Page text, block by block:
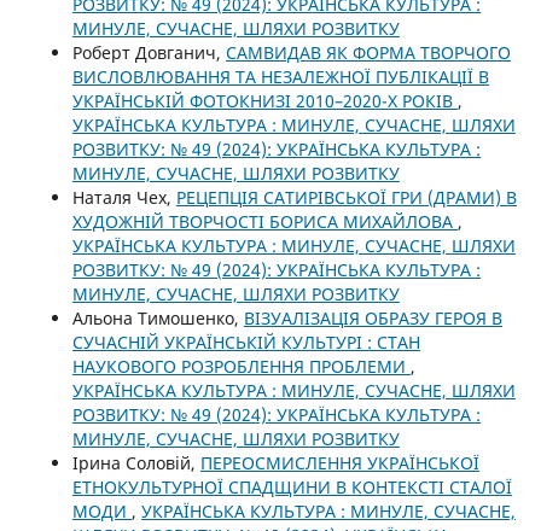
МИНУЛЕ, СУЧАСНЕ, ШЛЯХИ РОЗВИТКУ
Роберт Довганич, САМВИДАВ ЯК ФОРМА ТВОРЧОГО
ВИСЛОВЛЮВАННЯ ТА НЕЗАЛЕЖНОЇ ПУБЛІКАЦІЇ В
УКРАЇНСЬКІЙ ФОТОКНИЗІ 2010–2020-Х РОКІВ ,
УКРАЇНСЬКА КУЛЬТУРА : МИНУЛЕ, СУЧАСНЕ, ШЛЯХИ
РОЗВИТКУ: № 49 (2024): УКРАЇНСЬКА КУЛЬТУРА :
МИНУЛЕ, СУЧАСНЕ, ШЛЯХИ РОЗВИТКУ
Наталя Чех, РЕЦЕПЦІЯ САТИРІВСЬКОЇ ГРИ (ДРАМИ) В
ХУДОЖНІЙ ТВОРЧОСТІ БОРИСА МИХАЙЛОВА ,
УКРАЇНСЬКА КУЛЬТУРА : МИНУЛЕ, СУЧАСНЕ, ШЛЯХИ
РОЗВИТКУ: № 49 (2024): УКРАЇНСЬКА КУЛЬТУРА :
МИНУЛЕ, СУЧАСНЕ, ШЛЯХИ РОЗВИТКУ
Альона Тимошенко, ВІЗУАЛІЗАЦІЯ ОБРАЗУ ГЕРОЯ В
СУЧАСНІЙ УКРАЇНСЬКІЙ КУЛЬТУРІ : СТАН
НАУКОВОГО РОЗРОБЛЕННЯ ПРОБЛЕМИ ,
УКРАЇНСЬКА КУЛЬТУРА : МИНУЛЕ, СУЧАСНЕ, ШЛЯХИ
РОЗВИТКУ: № 49 (2024): УКРАЇНСЬКА КУЛЬТУРА :
МИНУЛЕ, СУЧАСНЕ, ШЛЯХИ РОЗВИТКУ
Ірина Соловій, ПЕРЕОСМИСЛЕННЯ УКРАЇНСЬКОЇ
ЕТНОКУЛЬТУРНОЇ СПАДЩИНИ В КОНТЕКСТІ СТАЛОЇ
МОДИ , УКРАЇНСЬКА КУЛЬТУРА : МИНУЛЕ, СУЧАСНЕ,